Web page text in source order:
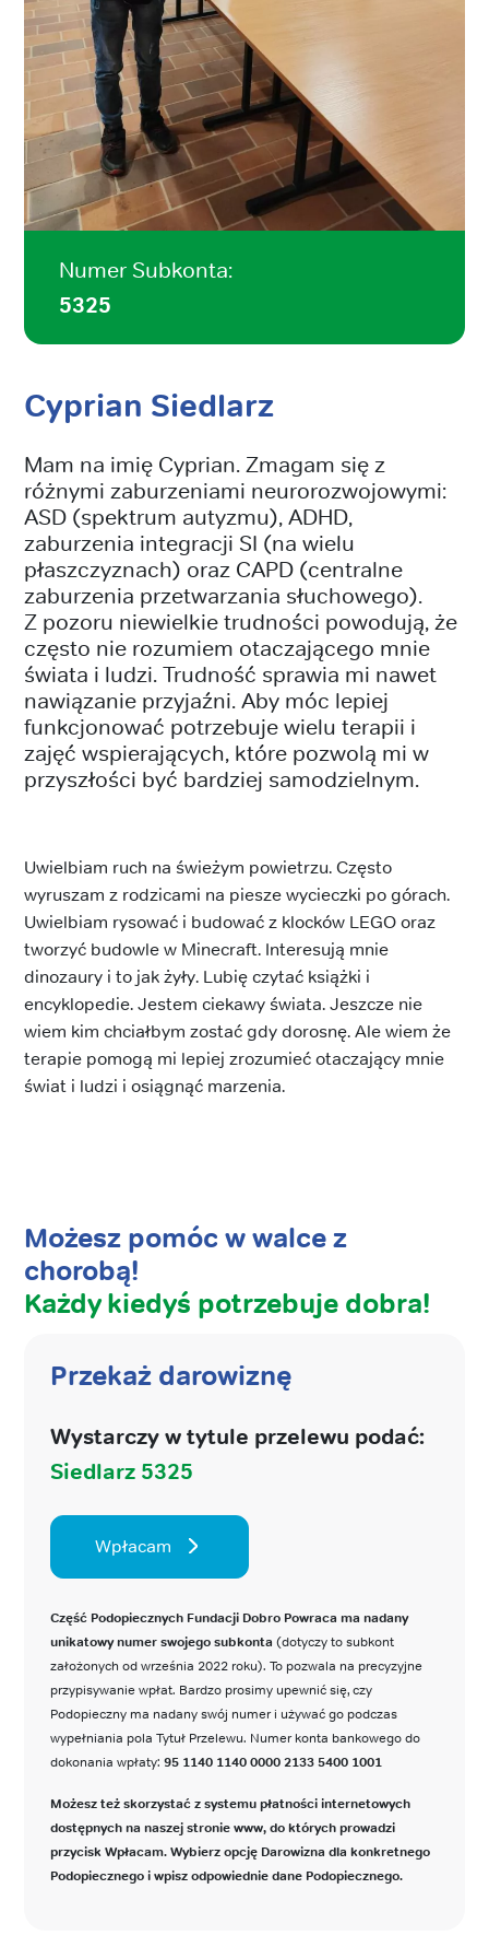
Numer Subkonta:
5325
Cyprian Siedlarz
Mam na imię Cyprian. Zmagam się z
różnymi zaburzeniami neurorozwojowymi:
ASD (spektrum autyzmu), ADHD,
zaburzenia integracji SI (na wielu
płaszczyznach) oraz CAPD (centralne
zaburzenia przetwarzania słuchowego).
Z pozoru niewielkie trudności powodują, że
często nie rozumiem otaczającego mnie
świata i ludzi. Trudność sprawia mi nawet
nawiązanie przyjaźni. Aby móc lepiej
funkcjonować potrzebuje wielu terapii i
zajęć wspierających, które pozwolą mi w
przyszłości być bardziej samodzielnym.
Uwielbiam ruch na świeżym powietrzu. Często
wyruszam z rodzicami na piesze wycieczki po górach.
Uwielbiam rysować i budować z klocków LEGO oraz
tworzyć budowle w Minecraft. Interesują mnie
dinozaury i to jak żyły. Lubię czytać książki i
encyklopedie. Jestem ciekawy świata. Jeszcze nie
wiem kim chciałbym zostać gdy dorosnę. Ale wiem że
terapie pomogą mi lepiej zrozumieć otaczający mnie
świat i ludzi i osiągnąć marzenia.
Możesz pomóc w walce z
chorobą!
Każdy kiedyś potrzebuje dobra!
Przekaż darowiznę
Wystarczy w tytule przelewu podać:
Siedlarz 5325
Wpłacam
Część Podopiecznych Fundacji Dobro Powraca ma nadany
unikatowy numer swojego subkonta (dotyczy to subkont
założonych od września 2022 roku). To pozwala na precyzyjne
przypisywanie wpłat. Bardzo prosimy upewnić się, czy
Podopieczny ma nadany swój numer i używać go podczas
wypełniania pola Tytuł Przelewu. Numer konta bankowego do
dokonania wpłaty: 95 1140 1140 0000 2133 5400 1001
Możesz też skorzystać z systemu płatności internetowych
dostępnych na naszej stronie www, do których prowadzi
przycisk Wpłacam. Wybierz opcję Darowizna dla konkretnego
Podopiecznego i wpisz odpowiednie dane Podopiecznego.